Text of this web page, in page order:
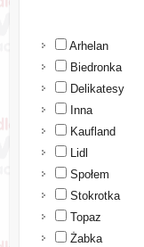
Arhelan
Biedronka
Delikatesy
Inna
Kaufland
Lidl
Społem
Stokrotka
Topaz
Żabka